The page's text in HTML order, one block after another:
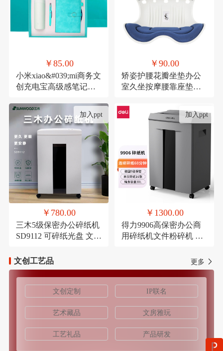
￥85.00
小米xiao&#039;mi商务文
创充电宝高级感笔记本
物
￥90.00
矫姿护腰花瓣坐垫办公
室久坐按摩腰靠座垫家
加入ppt
￥780.00
三木5级保密办公碎纸机
SD9112 可碎纸光盘 文件
加入ppt
￥1300.00
得力9906高保密办公商
用碎纸机文件粉碎机 长
文创工艺品
更多
文创定制 IP联名
艺术藏品 文房雅玩
工艺礼品 产品研发